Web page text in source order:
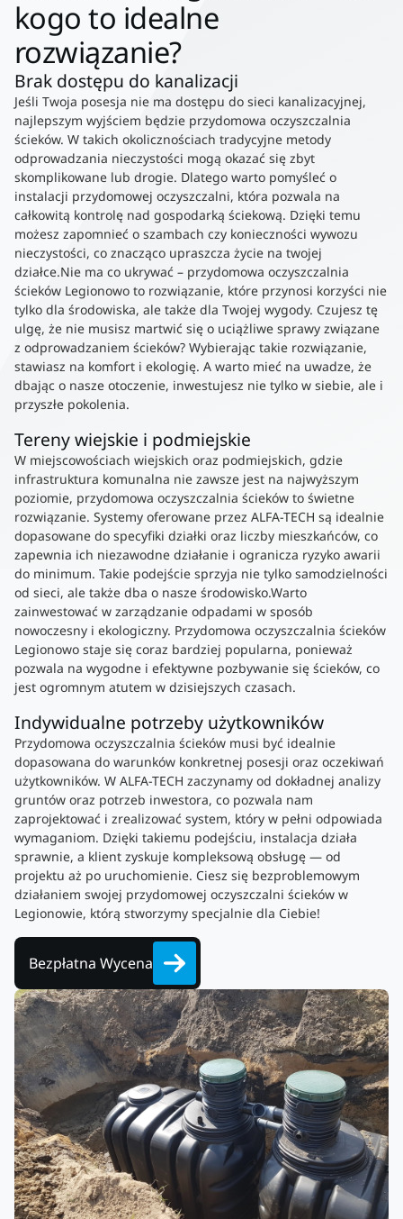
kogo to idealne
rozwiązanie?
Brak dostępu do kanalizacji
Jeśli Twoja posesja nie ma dostępu do sieci kanalizacyjnej,
najlepszym wyjściem będzie przydomowa oczyszczalnia
ścieków. W takich okolicznościach tradycyjne metody
odprowadzania nieczystości mogą okazać się zbyt
skomplikowane lub drogie. Dlatego warto pomyśleć o
instalacji przydomowej oczyszczalni, która pozwala na
całkowitą kontrolę nad gospodarką ściekową. Dzięki temu
możesz zapomnieć o szambach czy konieczności wywozu
nieczystości, co znacząco upraszcza życie na twojej
działce.Nie ma co ukrywać – przydomowa oczyszczalnia
ścieków Legionowo to rozwiązanie, które przynosi korzyści nie
tylko dla środowiska, ale także dla Twojej wygody. Czujesz tę
ulgę, że nie musisz martwić się o uciążliwe sprawy związane
z odprowadzaniem ścieków? Wybierając takie rozwiązanie,
stawiasz na komfort i ekologię. A warto mieć na uwadze, że
dbając o nasze otoczenie, inwestujesz nie tylko w siebie, ale i
przyszłe pokolenia.
Tereny wiejskie i podmiejskie
W miejscowościach wiejskich oraz podmiejskich, gdzie
infrastruktura komunalna nie zawsze jest na najwyższym
poziomie, przydomowa oczyszczalnia ścieków to świetne
rozwiązanie. Systemy oferowane przez ALFA-TECH są idealnie
dopasowane do specyfiki działki oraz liczby mieszkańców, co
zapewnia ich niezawodne działanie i ogranicza ryzyko awarii
do minimum. Takie podejście sprzyja nie tylko samodzielności
od sieci, ale także dba o nasze środowisko.Warto
zainwestować w zarządzanie odpadami w sposób
nowoczesny i ekologiczny. Przydomowa oczyszczalnia ścieków
Legionowo staje się coraz bardziej popularna, ponieważ
pozwala na wygodne i efektywne pozbywanie się ścieków, co
jest ogromnym atutem w dzisiejszych czasach.
Indywidualne potrzeby użytkowników
Przydomowa oczyszczalnia ścieków musi być idealnie
dopasowana do warunków konkretnej posesji oraz oczekiwań
użytkowników. W ALFA-TECH zaczynamy od dokładnej analizy
gruntów oraz potrzeb inwestora, co pozwala nam
zaprojektować i zrealizować system, który w pełni odpowiada
wymaganiom. Dzięki takiemu podejściu, instalacja działa
sprawnie, a klient zyskuje kompleksową obsługę — od
projektu aż po uruchomienie. Ciesz się bezproblemowym
działaniem swojej przydomowej oczyszczalni ścieków w
Legionowie, którą stworzymy specjalnie dla Ciebie!
Bezpłatna Wycena